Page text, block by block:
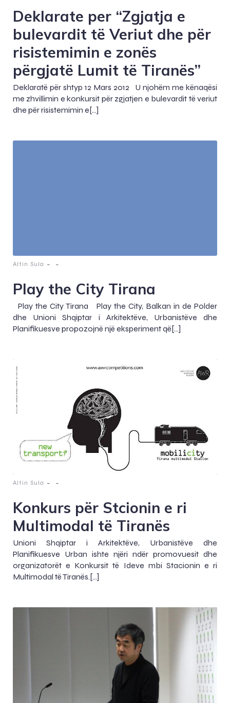
Deklarate per “Zgjatja e
bulevardit të Veriut dhe për
risistemimin e zonës
përgjatë Lumit të Tiranës”
Deklaratë për shtyp 12 Mars 2012 U njohëm me kënaqësi
me zhvillimin e konkursit për zgjatjen e bulevardit të veriut
dhe për risistemimin e[…]
Altin Sula - -
Play the City Tirana
Play the City Tirana Play the City, Balkan in de Polder
dhe Unioni Shqiptar i Arkitektëve, Urbanistëve dhe
Planifikuesve propozojnë një eksperiment që[…]
Altin Sula - -
Konkurs për Stcionin e ri
Multimodal të Tiranës
Unioni Shqiptar i Arkitektëve, Urbanistëve dhe
Planifikuesve Urban ishte njëri ndër promovuesit dhe
organizatorët e Konkursit të Ideve mbi Stacionin e ri
Multimodal të Tiranës.[…]